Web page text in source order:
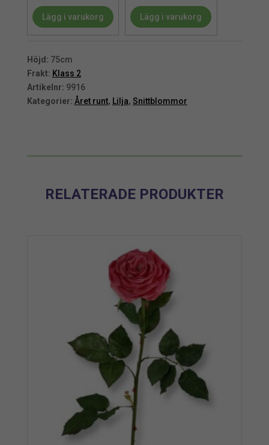
Konstgjord
snittblomma
mängd
Lägg i varukorg
Konstgjord
snittblomma
Lägg i varukorg
Höjd: 75cm
Frakt: Klass 2
Artikelnr: 9916
Kategorier: Året runt, Lilja, Snittblommor
RELATERADE PRODUKTER